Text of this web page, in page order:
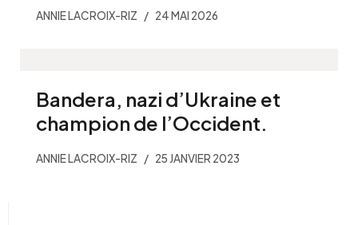
ANNIE LACROIX-RIZ 24 MAI 2026
Bandera, nazi d’Ukraine et
champion de l’Occident.
ANNIE LACROIX-RIZ 25 JANVIER 2023